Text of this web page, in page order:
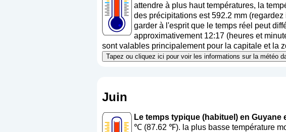
attendre à plus haut températures, la
des précipitations est 592.2 mm (regardez
garder à l'esprit que le temps réel peut
approximativement 12:17 (heures et
sont valables principalement pour la capitale et la
Tapez ou cliquez ici pour voir les informations sur la météo
Juin
Le temps typique (habituel) en Guyane
℃ (87.62 ℉). la plus basse température